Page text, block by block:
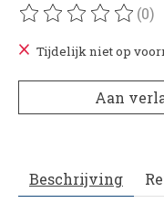
De beoordeling (0)
Tijdelijk niet op
Aan
Beschrijving